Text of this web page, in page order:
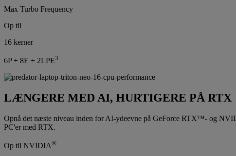
Max Turbo Frequency
Op til
16 kerner
6P + 8E + 2LPE3
LÆNGERE MED AI, HURTIGERE PÅ RTX
Opnå det næste niveau inden for AI-ydeevne på GeForce RTX™- og
PC'er med RTX.
Op til NVIDIA®